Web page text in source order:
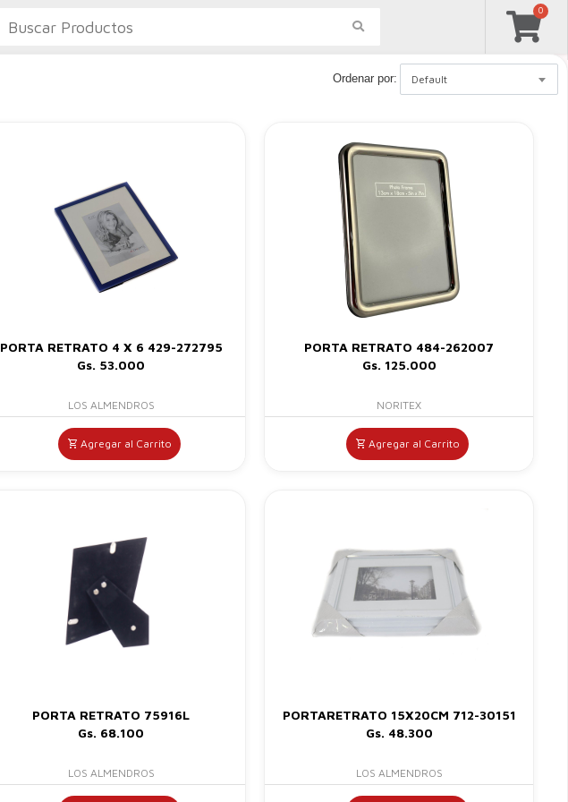
0
Ordenar por: Default
PORTA RETRATO 4 X 6 429-272795
Gs. 53.000
LOS ALMENDROS
Agregar al Carrito
PORTA RETRATO 484-262007
Gs. 125.000
NORITEX
Agregar al Carrito
PORTA RETRATO 75916L
Gs. 68.100
LOS ALMENDROS
PORTARETRATO 15X20CM 712-30151
Gs. 48.300
LOS ALMENDROS